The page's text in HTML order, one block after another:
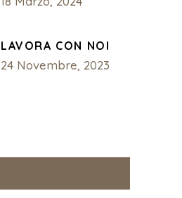
LAVORA CON NOI
24 Novembre, 2023